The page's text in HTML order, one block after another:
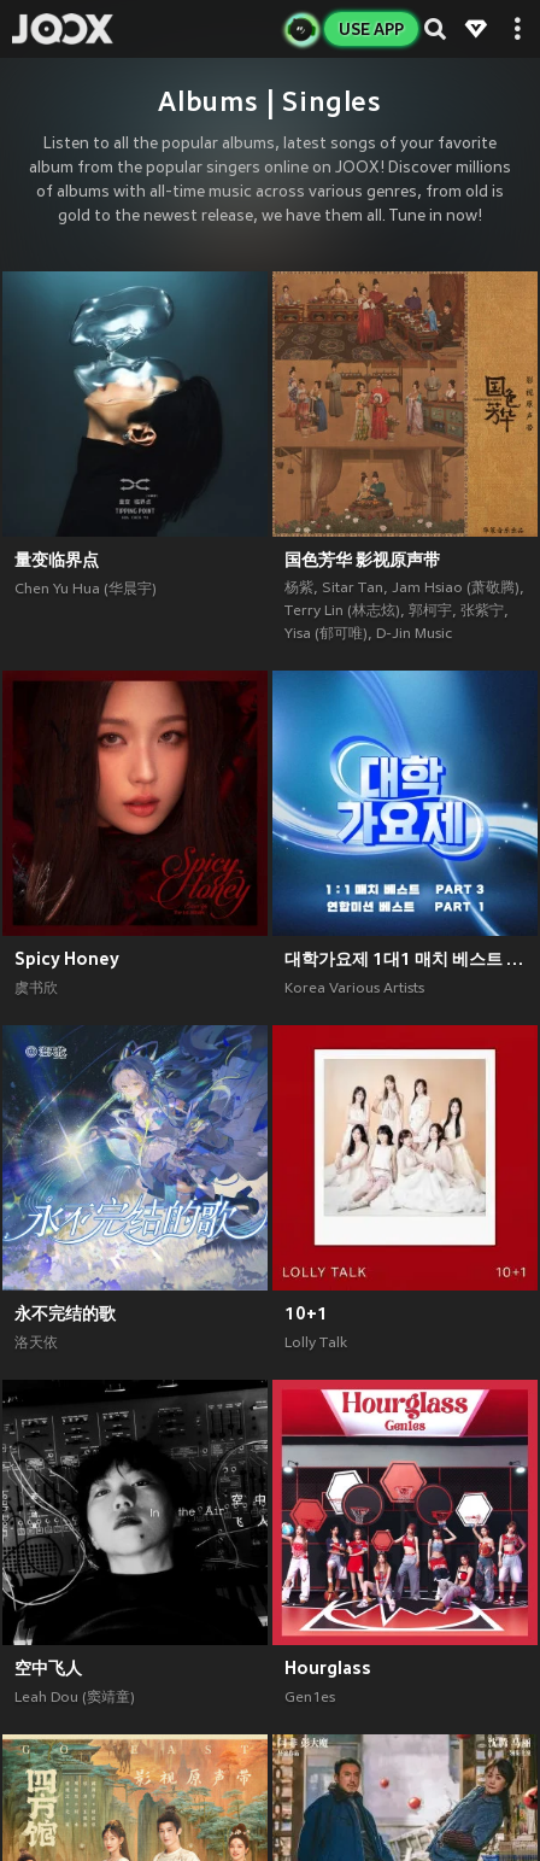
USE APP
Albums | Singles
Listen to all the popular albums, latest songs of your favorite
album from the popular singers online on JOOX! Discover millions
of albums with all-time music across various genres, from old is
gold to the newest release, we have them all. Tune in now!
量变临界点
Chen Yu Hua (华晨宇)
国色芳华 影视原声带
杨紫, Sitar Tan, Jam Hsiao (萧敬腾),
Terry Lin (林志炫), 郭柯宇, 张紫宁,
Yisa (郁可唯), D-Jin Music
Spicy Honey
虞书欣
대학가요제 1대1 매치 베스트 PART3, 연합미션 베스트 PART1
Korea Various Artists
永不完结的歌
洛天依
10+1
Lolly Talk
空中飞人
Leah Dou (窦靖童)
Hourglass
Gen1es